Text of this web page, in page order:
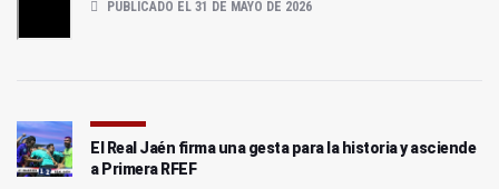
PUBLICADO EL 31 DE MAYO DE 2026
El Real Jaén firma una gesta para la historia y asciende
a Primera RFEF